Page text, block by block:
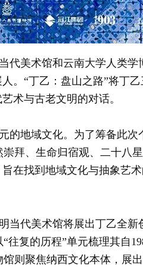
美术馆和云南大学人类学
。“丁乙：盘山之路”将丁
术与古老文明的对话。
域文化。为了筹备此次
拜、生命归宿观、二十八
在找到地域文化与抽象艺
美术馆将展出丁乙全新
复的历程”单元梳理其自
则聚焦纳西文化本体，展